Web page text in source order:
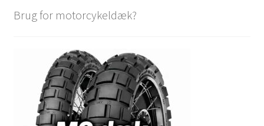
Brug for motorcykeldæk?